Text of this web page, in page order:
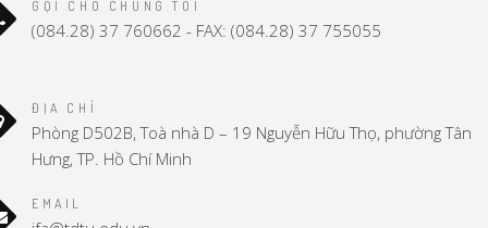
GỌI CHO CHÚNG TÔI
(084.28) 37 760662 - FAX: (084.28) 37 755055
ĐỊA CHỈ
Phòng D502B, Toà nhà D – 19 Nguyễn Hữu Thọ, phường Tân
Hưng, TP. Hồ Chí Minh
EMAIL